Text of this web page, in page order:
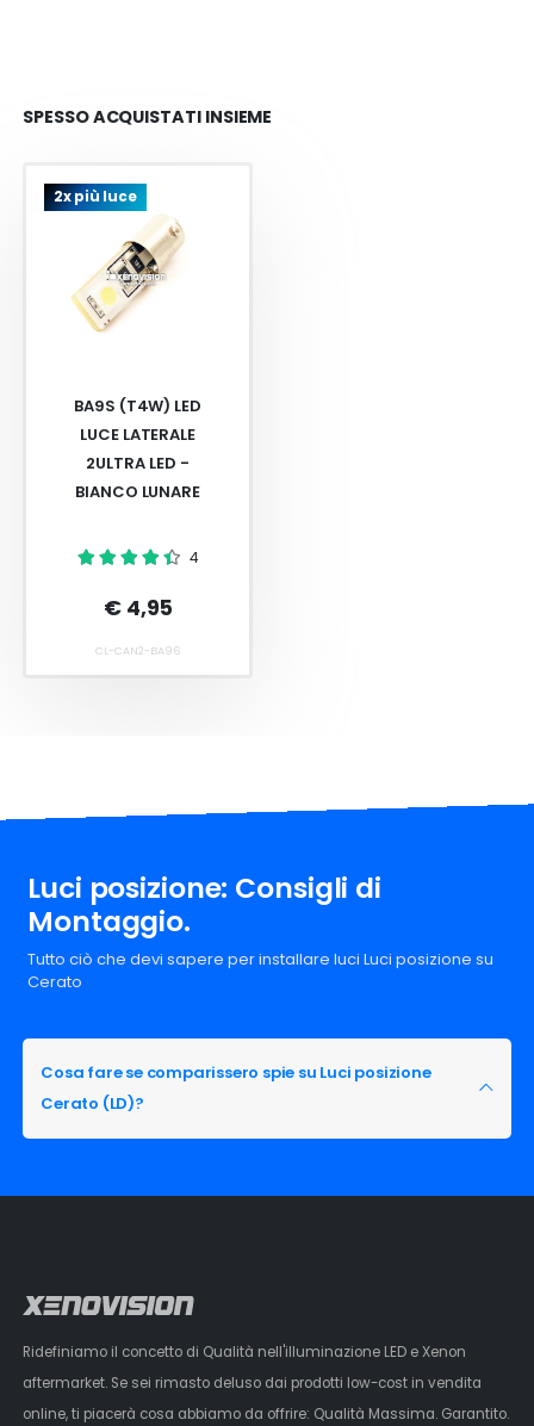
SPESSO ACQUISTATI INSIEME
2x più luce
BA9S (T4W) LED
LUCE LATERALE
2ULTRA LED -
BIANCO LUNARE
4
€ 4,95
CL-CAN2-BA96
Luci posizione: Consigli di
Montaggio.
Tutto ciò che devi sapere per installare luci Luci posizione su
Cerato
Cosa fare se comparissero spie su Luci posizione
Cerato (LD)?
Ridefiniamo il concetto di Qualità nell'illuminazione LED e Xenon
aftermarket. Se sei rimasto deluso dai prodotti low-cost in vendita
online, ti piacerà cosa abbiamo da offrire: Qualità Massima. Garantito.